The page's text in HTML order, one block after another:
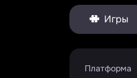
Игры
Платформа